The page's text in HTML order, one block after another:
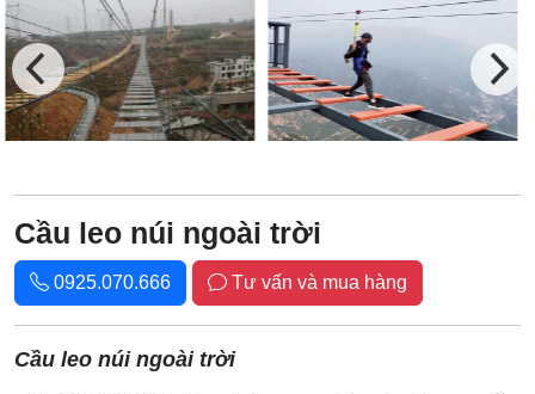
Cầu leo ​​núi ngoài trời
0925.070.666 Tư vấn và mua hàng
Cầu leo ​​núi ngoài trời